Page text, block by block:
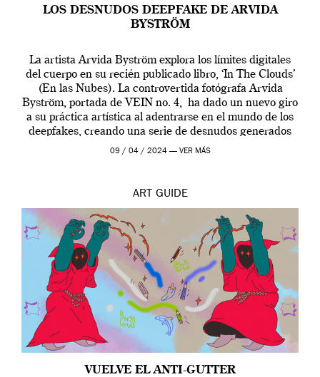
LOS DESNUDOS DEEPFAKE DE ARVIDA
BYSTRÖM
La artista Arvida Byström explora los límites digitales
del cuerpo en su recién publicado libro, ‘In The Clouds’
(En las Nubes). La controvertida fotógrafa Arvida
Byström, portada de VEIN no. 4, ha dado un nuevo giro
a su práctica artística al adentrarse en el mundo de los
deepfakes, creando una serie de desnudos generados
por […]
09 / 04 / 2024 — VER MÁS
ART GUIDE
VUELVE EL ANTI-GUTTER